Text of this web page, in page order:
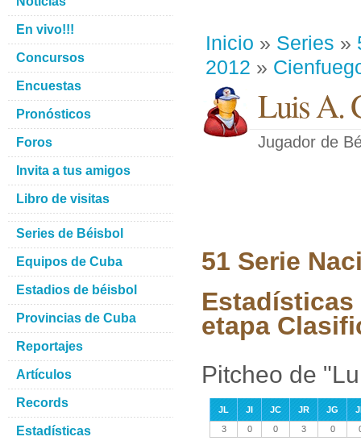
Inicio » Series »
2012 »
Luis A.
Jugador de
51 Serie
Estadísticas
etapa
Pitcheo de
JL JI JC JR JG
3
0 0 3 0
En vivo!!!
Concursos
Encuestas
Pronósticos
Foros
Invita a tus amigos
Libro de visitas
Series de Béisbol
Equipos de Cuba
Estadios de béisbol
Provincias de Cuba
Reportajes
Artículos
Records
Estadísticas